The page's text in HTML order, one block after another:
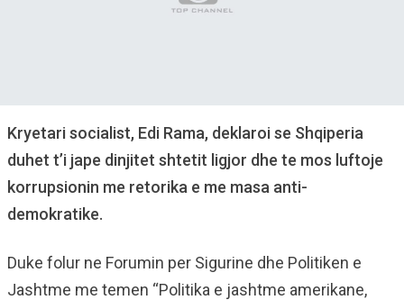
Kryetari socialist, Edi Rama, deklaroi se Shqiperia
duhet t’i jape dinjitet shtetit ligjor dhe te mos luftoje
korrupsionin me retorika e me masa anti-
demokratike.
Duke folur ne Forumin per Sigurine dhe Politiken e
Jashtme me temen “Politika e jashtme amerikane,